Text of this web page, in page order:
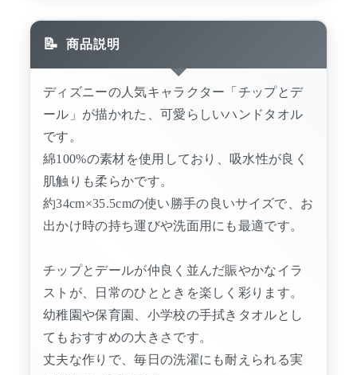
商品説明
ディズニーの人気キャラクター「チップとデ
ール」が描かれた、可愛らしいハンドタオル
です。
綿100%の素材を使用しており、吸水性が良く
肌触りも柔らかです。
約34cm×35.5cmの使い勝手の良いサイズで、お
出かけ時の持ち運びや洗面用にも最適です。
チップとデールが仲良く並んだ賑やかなイラ
ストが、日常のひとときを楽しく彩ります。
幼稚園や保育園、小学校の手拭きタオルとし
てもおすすめの大きさです。
丈夫な作りで、毎日の洗濯にも耐えられる実